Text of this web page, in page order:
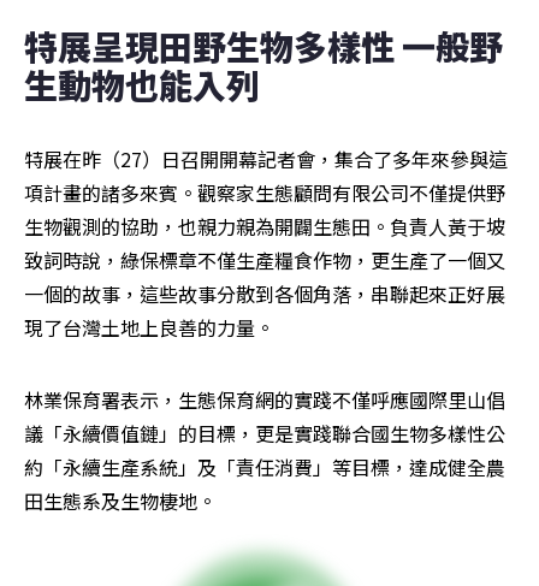
特展呈現田野生物多樣性 一般野
生動物也能入列
特展在昨（27）日召開開幕記者會，集合了多年來參與這
項計畫的諸多來賓。觀察家生態顧問有限公司不僅提供野
生物觀測的協助，也親力親為開闢生態田。負責人黃于坡
致詞時說，綠保標章不僅生產糧食作物，更生產了一個又
一個的故事，這些故事分散到各個角落，串聯起來正好展
現了台灣土地上良善的力量。
林業保育署表示，生態保育網的實踐不僅呼應國際里山倡
議「永續價值鏈」的目標，更是實踐聯合國生物多樣性公
約「永續生產系統」及「責任消費」等目標，達成健全農
田生態系及生物棲地。